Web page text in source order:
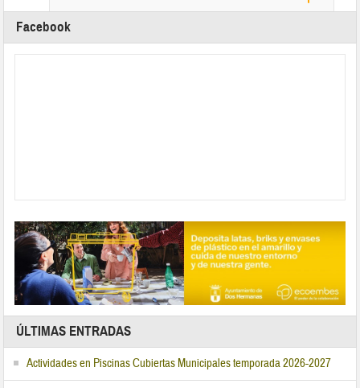
Facebook
ÚLTIMAS ENTRADAS
Actividades en Piscinas Cubiertas Municipales temporada 2026-2027